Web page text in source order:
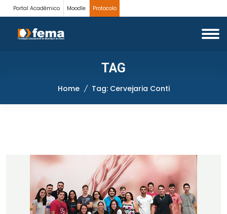
Portal Acadêmico Moodle Protocolo
TAG
Home Tag: Cervejaria Conti